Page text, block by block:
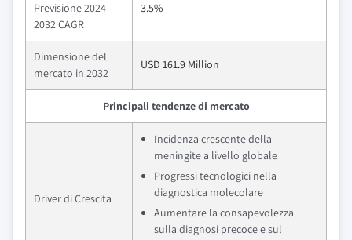
Previsione 2024 –
2032 CAGR
3.5%
Dimensione del
mercato in 2032
USD 161.9 Million
Principali tendenze di mercato
Driver di Crescita
Incidenza crescente della
meningite a livello globale
Progressi tecnologici nella
diagnostica molecolare
Aumentare la consapevolezza
sulla diagnosi precoce e sul